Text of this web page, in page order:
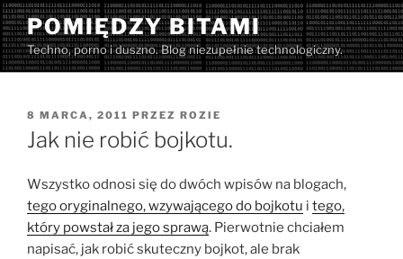
Przejdź
do
treści
POMIĘDZY BITAMI
Techno, porno i duszno. Blog niezupełnie technologiczny.
OPUBLIKOWANE
W
8 MARCA, 2011 PRZEZ ROZIE
Jak nie robić bojkotu.
Wszystko odnosi się do dwóch wpisów na blogach,
tego oryginalnego, wzywającego do bojkotu i tego,
który powstał za jego sprawą. Pierwotnie chciałem
napisać, jak robić skuteczny bojkot, ale brak